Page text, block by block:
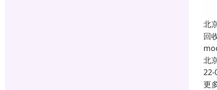
北
回
北
22-
更